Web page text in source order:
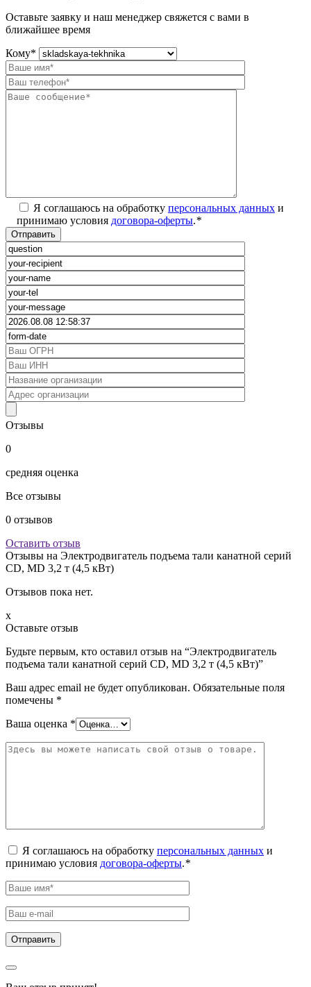
Оставьте заявку и наш менеджер свяжется с вами в
ближайшее время
Кому*
Я соглашаюсь на обработку персональных данных и
принимаю условия договора-оферты.*
Отзывы
0
средняя оценка
Все отзывы
0 отзывов
Оставить отзыв
Отзывы на Электродвигатель подъема тали канатной серий
CD, MD 3,2 т (4,5 кВт)
Отзывов пока нет.
x
Оставьте отзыв
Будьте первым, кто оставил отзыв на “Электродвигатель
подъема тали канатной серий CD, MD 3,2 т (4,5 кВт)”
Ваш адрес email не будет опубликован. Обязательные поля
помечены *
Ваша оценка *
Я соглашаюсь на обработку персональных данных и
принимаю условия договора-оферты.*